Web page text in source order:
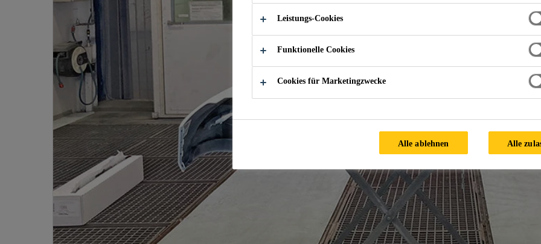
Leistungs-Cookies
Funktionelle Cookies
Cookies für Marketingzwecke
Alle ablehnen Alle